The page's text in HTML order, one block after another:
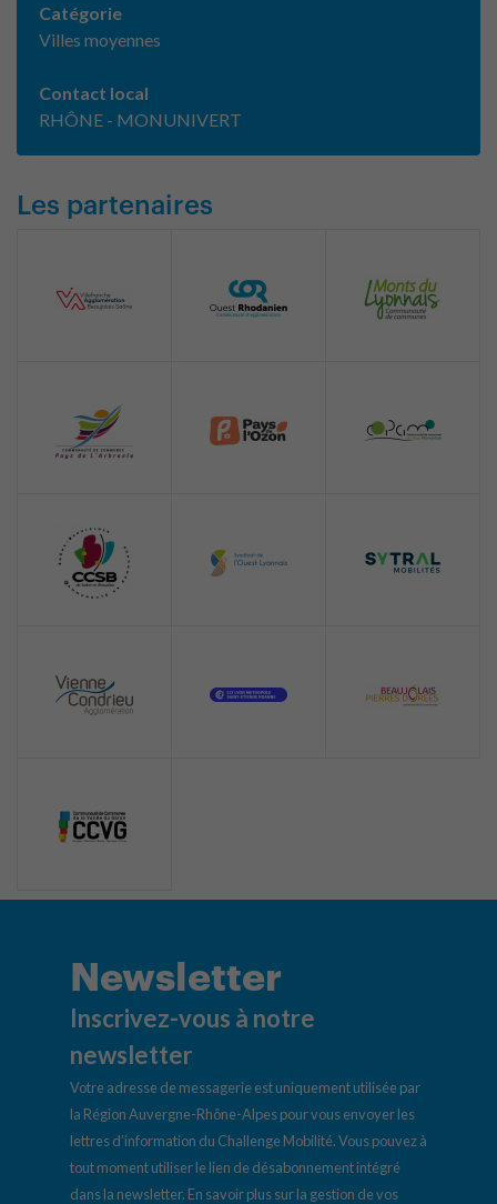
Catégorie
Villes moyennes
Contact local
RHÔNE - MONUNIVERT
Les partenaires
Newsletter
Inscrivez-vous à notre
newsletter
Votre adresse de messagerie est uniquement utilisée par
la Région Auvergne-Rhône-Alpes pour vous envoyer les
lettres d’information du Challenge Mobilité. Vous pouvez à
tout moment utiliser le lien de désabonnement intégré
dans la newsletter. En savoir plus sur la gestion de vos